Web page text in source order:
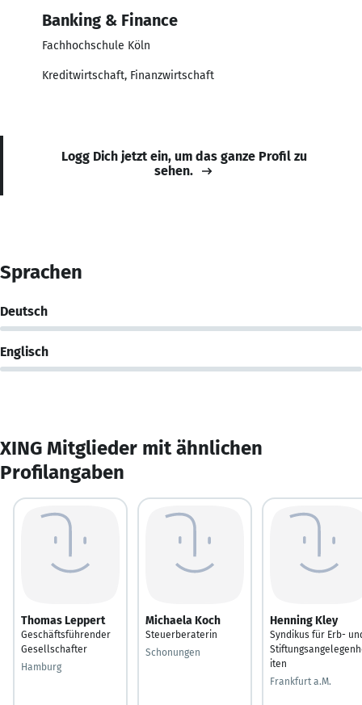
Banking & Finance
Fachhochschule Köln
Kreditwirtschaft, Finanzwirtschaft
Logg Dich jetzt ein, um das ganze Profil zu
sehen.
Sprachen
Deutsch
Englisch
XING Mitglieder mit ähnlichen
Profilangaben
Thomas Leppert
Geschäftsführender
Gesellschafter
Hamburg
Michaela Koch
Steuerberaterin
Schonungen
Henning Kley
Syndikus für Erb-
iten
Frankfurt a.M.